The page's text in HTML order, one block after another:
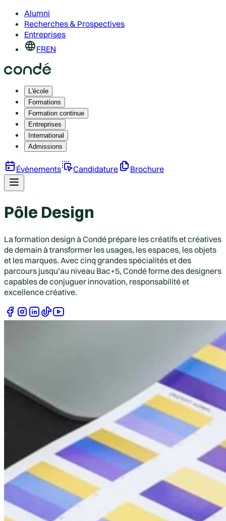
Alumni
Recherches & Prospectives
Entreprises
FREN
L'école
Formations
Formation continue
Entreprises
International
Admissions
Évènements Candidature Brochure
Pôle Design
La formation design à Condé prépare les créatifs et créatives
de demain à transformer les usages, les espaces, les objets
et les marques. Avec cinq grandes spécialités et des
parcours jusqu’au niveau Bac+5, Condé forme des designers
capables de conjuguer innovation, responsabilité et
excellence créative.